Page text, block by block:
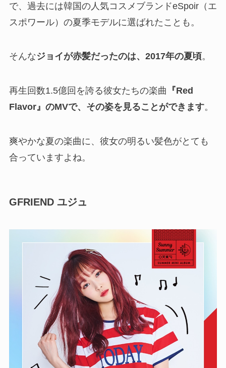
で、過去には韓国の人気コスメブランドeSpoir（エ
スポワール）の夏季モデルに選ばれたことも。
そんなジョイが赤髪だったのは、2017年の夏頃。
再生回数1.5億回を誇る彼女たちの楽曲 『Red
Flavor』のMVで、その姿を見ることができます。
爽やかな夏の楽曲に、彼女の明るい髪色がとても
合っていますよね。
GFRIEND ユジュ